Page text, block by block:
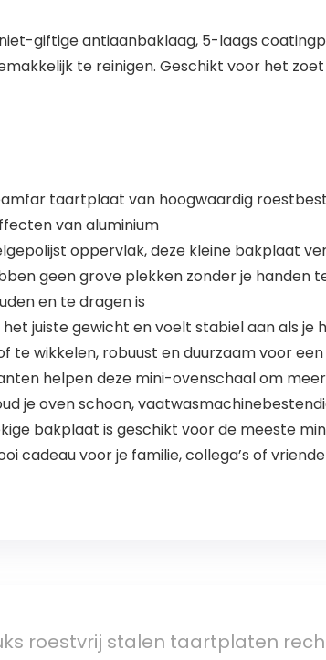
giftige antiaanbaklaag, 5-laags
te reinigen. Geschikt voor het
taartplaat van hoogwaardig
van aluminium
oppervlak, deze kleine bakplaat
geen grove plekken zonder je
en te dragen is
juiste gewicht en voelt stabiel aan als je
te wikkelen, robuust en duurzaam voor
helpen deze mini-ovenschaal om
je oven schoon,
bakplaat is geschikt voor de meeste
cadeau voor je familie, collega’s of
roestvrij stalen taartplaten